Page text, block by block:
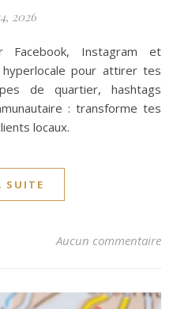
2026
hyperlocale pour attirer tes
de quartier, hashtags
: transforme tes
locaux.
SUITE
Aucun commentaire